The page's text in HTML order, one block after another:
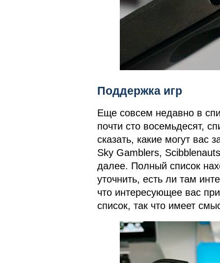
Поддержка игр
Еще совсем недавно в
почти сто восемьдесят,
сказать, какие могут вас
Sky Gamblers,
далее. Полный список
уточнить, есть ли там
что интересующее вас
список, так что имеет